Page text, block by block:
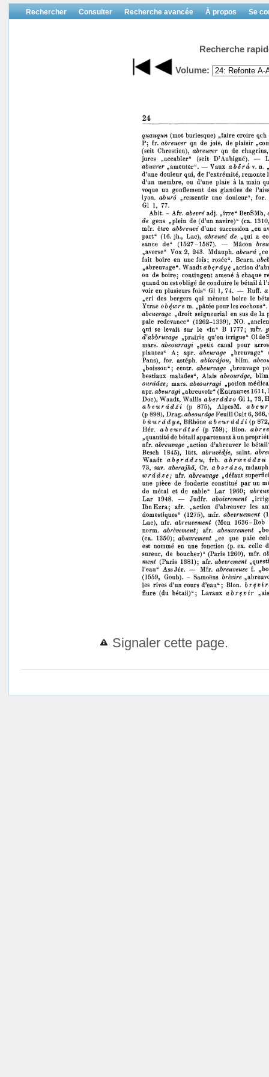
Rechercher Consulter Recherche avancée À propos Se
Recherche
Volume:
Signaler cette page.